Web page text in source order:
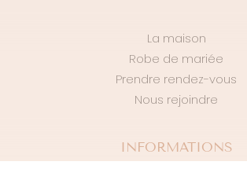
La maison
Robe de mariée
Prendre rendez-vous
Nous rejoindre
INFORMATIONS